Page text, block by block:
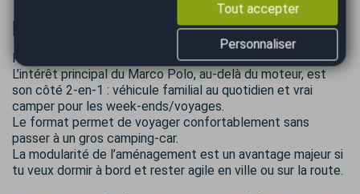
Informations complémentaires
Polyvalence Marco Polo
L’intérêt principal du Marco Polo, au-delà du moteur, est
son côté 2-en-1 : véhicule familial au quotidien et vrai
camper pour les week-ends/voyages.
Le format permet de voyager confortablement sans
passer à un gros camping-car.
La modularité de l’aménagement est un avantage majeur si
tu veux dormir à bord et rester agile en ville ou sur la route.
Tout accepter
Personnaliser